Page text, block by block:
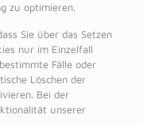
zu optimieren.
Sie über das Setzen
nur im Einzelfall
Fälle oder
Löschen der
Bei der
unserer